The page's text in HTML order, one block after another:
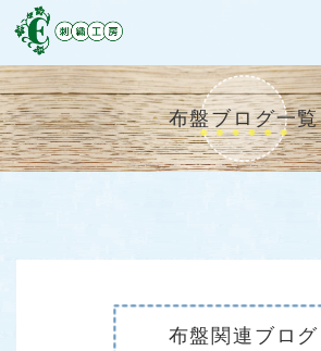
布盤ブログ一覧
布盤関連ブログ